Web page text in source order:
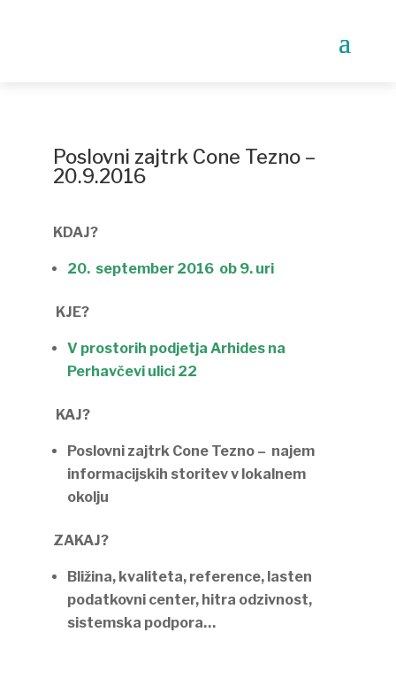
Poslovni zajtrk Cone Tezno –
20.9.2016
KDAJ?
20. september 2016  ob 9. uri
KJE?
V prostorih podjetja Arhides na
Perhavčevi ulici 22
KAJ?
Poslovni zajtrk Cone Tezno –  najem
informacijskih storitev v lokalnem
okolju
ZAKAJ?
Bližina, kvaliteta, reference, lasten
podatkovni center, hitra odzivnost,
sistemska podpora…